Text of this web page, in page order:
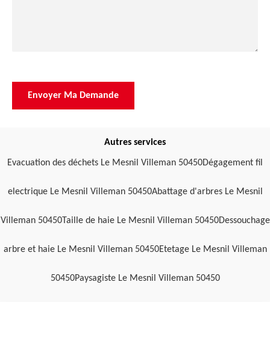
Autres services
Evacuation des déchets Le Mesnil Villeman 50450Dégagement fil
electrique Le Mesnil Villeman 50450Abattage d'arbres Le Mesnil
Villeman 50450Taille de haie Le Mesnil Villeman 50450Dessouchage
arbre et haie Le Mesnil Villeman 50450Etetage Le Mesnil Villeman
50450Paysagiste Le Mesnil Villeman 50450